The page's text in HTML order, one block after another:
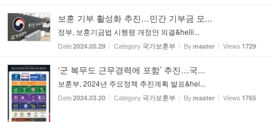
보훈 기부 활성화 추진…민간 기부금 모...
정부, 보훈기금법 시행령 개정안 의결&helli...
Date2024.05.29 Category 국가보훈부 By master Views 1729
‘군 복무도 근무경력에 포함’ 추진…국...
보훈부, 2024년 주요정책 추진계획 발표&hel...
Date2024.03.20 Category 국가보훈부 By master Views 1765